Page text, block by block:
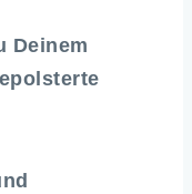
Deinem